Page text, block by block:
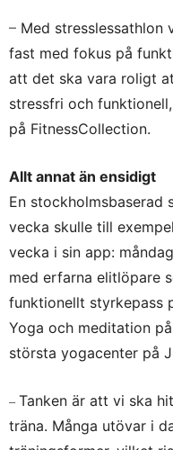
– Med
fast med fokus på
att det ska vara roligt
stressfri och
på FitnessCollection.
Allt annat än ensidigt
En stockholmsbaserad
vecka skulle till
vecka i sin app:
med erfarna elitlöpare
funktionellt styrkepass
Yoga och meditation
största yogacenter på
– Tanken är att vi ska
träna. Många utövar i